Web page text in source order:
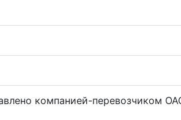
компанией-перевозчиком